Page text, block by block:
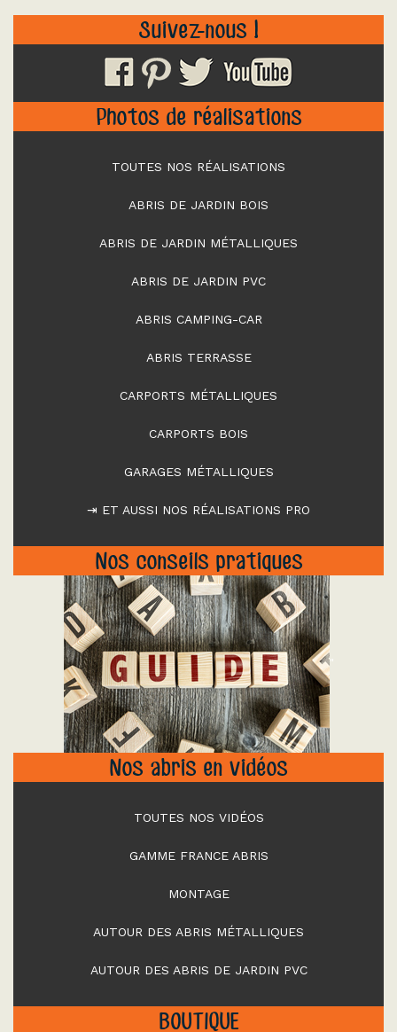
Suivez-nous !
Photos de réalisations
TOUTES NOS RÉALISATIONS
ABRIS DE JARDIN BOIS
ABRIS DE JARDIN MÉTALLIQUES
ABRIS DE JARDIN PVC
ABRIS CAMPING-CAR
ABRIS TERRASSE
CARPORTS MÉTALLIQUES
CARPORTS BOIS
GARAGES MÉTALLIQUES
⇥ ET AUSSI NOS RÉALISATIONS PRO
Nos conseils pratiques
"
Nos abris en vidéos
TOUTES NOS VIDÉOS
GAMME FRANCE ABRIS
MONTAGE
AUTOUR DES ABRIS MÉTALLIQUES
AUTOUR DES ABRIS DE JARDIN PVC
BOUTIQUE